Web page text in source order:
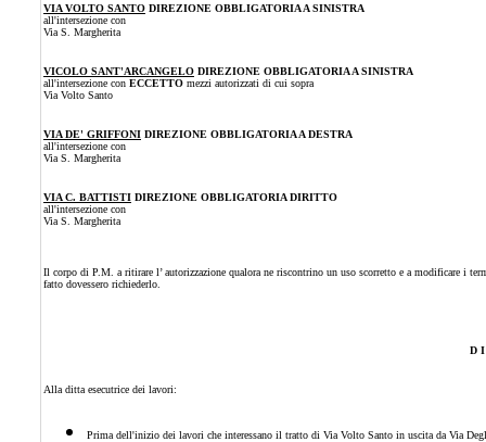
VIA VOLTO SANTO DIREZIONE OBBLIGATORIA A SINISTRA
all'intersezione con
Via S. Margherita
VICOLO SANT'ARCANGELO DIREZIONE OBBLIGATORIA A SINISTRA
all'intersezione con ECCETTO mezzi autorizzati di cui sopra
Via Volto Santo
VIA DE' GRIFFONI DIREZIONE OBBLIGATORIA A DESTRA
all'intersezione con
Via S. Margherita
VIA C. BATTISTI DIREZIONE OBBLIGATORIA DIRITTO
all'intersezione con
Via S. Margherita
Il corpo di P.M. a ritirare l’ autorizzazione qualora ne riscontrino un uso scorretto e a modificare i
fatto dovessero richiederlo.
D I
Alla ditta esecutrice dei lavori:
Prima dell'inizio dei lavori che interessano il tratto di Via Volto Santo in uscita da Via